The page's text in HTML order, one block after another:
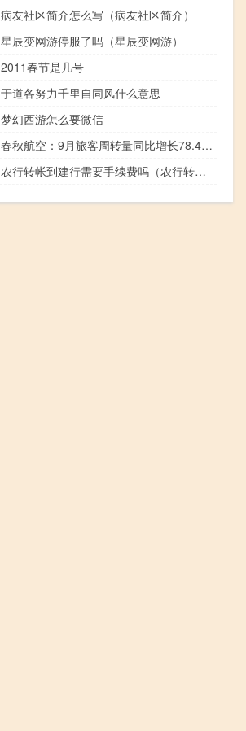
病友社区简介怎么写（病友社区简介）
星辰变网游停服了吗（星辰变网游）
2011春节是几号
于道各努力千里自同风什么意思
梦幻西游怎么要微信
春秋航空：9月旅客周转量同比增长78.48%
农行转帐到建行需要手续费吗（农行转帐）